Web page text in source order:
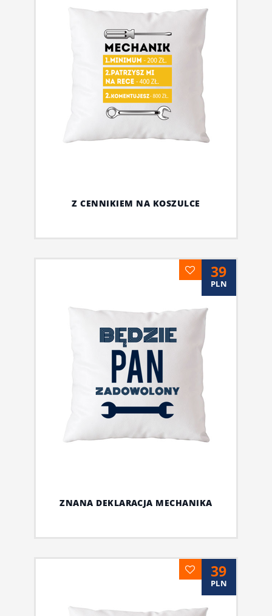
Z CENNIKIEM NA KOSZULCE
39
PLN
ZNANA DEKLARACJA MECHANIKA
39
PLN